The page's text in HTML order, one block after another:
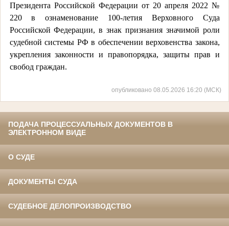
Президента Российской Федерации от 20 апреля 2022 №
220 в ознаменование 100-летия Верховного Суда
Российской Федерации, в знак признания значимой роли
судебной системы РФ в обеспечении верховенства закона,
укрепления законности и правопорядка, защиты прав и
свобод граждан.
опубликовано 08.05.2026 16:20 (МСК)
ПОДАЧА ПРОЦЕССУАЛЬНЫХ ДОКУМЕНТОВ В
ЭЛЕКТРОННОМ ВИДЕ
О СУДЕ
ДОКУМЕНТЫ СУДА
СУДЕБНОЕ ДЕЛОПРОИЗВОДСТВО